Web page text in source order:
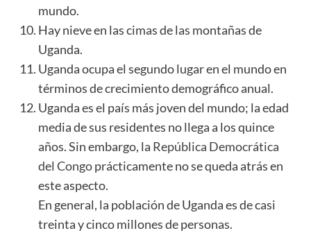
mundo.
Hay nieve en las cimas de las montañas de
Uganda.
Uganda ocupa el segundo lugar en el mundo en
términos de crecimiento demográfico anual.
Uganda es el país más joven del mundo; la edad
media de sus residentes no llega a los quince
años. Sin embargo, la República Democrática
del Congoprácticamente no se queda atrás en
este aspecto.
En general, la población de Uganda es de casi
treinta y cinco millones de personas.